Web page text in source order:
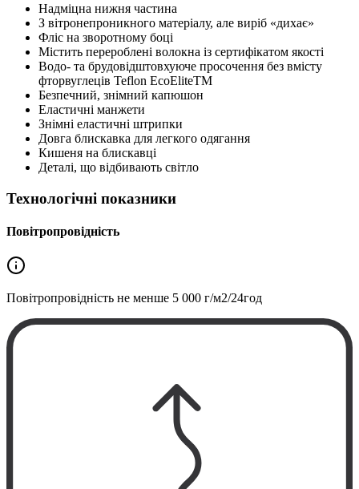
Надміцна нижня частина
З вітронепроникного матеріалу, але виріб «дихає»
Фліс на зворотному боці
Містить перероблені волокна із сертифікатом якості
Водо- та брудовідштовхуюче просочення без вмісту
фторвуглеців Teflon EcoEliteTM
Безпечний, знімний капюшон
Еластичні манжети
Знімні еластичні штрипки
Довга блискавка для легкого одягання
Кишеня на блискавці
Деталі, що відбивають світло
Технологічні показники
Повітропровідність
Повітропровідність не менше 5 000 г/м2/24год